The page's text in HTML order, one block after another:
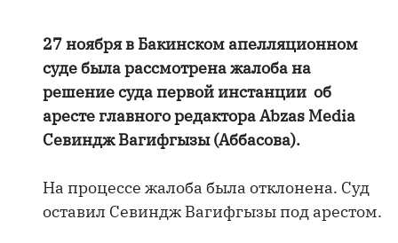
27 ноября в Бакинском апелляционном
суде была рассмотрена жалоба на
решение суда первой инстанции об
аресте главного редактора Abzas Media
Севиндж Вагифгызы (Аббасова).
На процессе жалоба была отклонена. Суд
оставил Севиндж Вагифгызы под арестом.